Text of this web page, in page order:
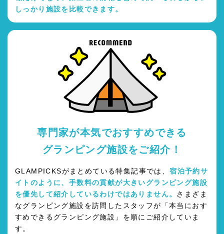
しっかり施設を比較できます。
専門家が本気でおすすめできる
グランピング施設をご紹介！
GLAMPICKSがまとめている特集記事では、宿泊予約サ
イトのように、手数料の貢献が大きいグランピング施設
を優先して紹介しているわけではありません。 さまざま
なグランピング施設を訪問したスタッフが「本当におす
すめできるグランピング施設」を順にご紹介していま
す。